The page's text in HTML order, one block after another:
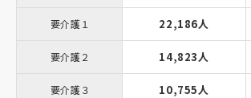
要介護１ 22,186人
要介護２ 14,823人
要介護３ 10,755人